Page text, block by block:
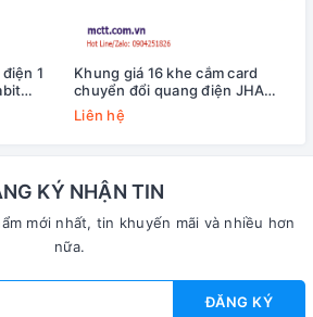
1
Khung giá 16 khe cắm card
chuyển đổi quang điện JHA
Tech JHA-E16
Liên hệ
KÝ NHẬN TIN
mới nhất, tin khuyến mãi và nhiều hơn
nữa.
ĐĂNG KÝ